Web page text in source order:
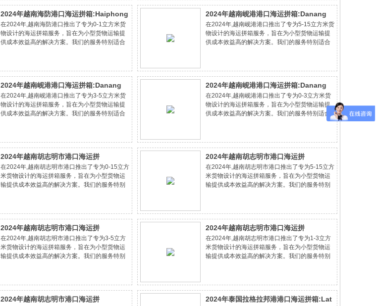
2024年越南海防港口海运拼箱:Haiphong
port的0-1立方米货物的成本节约专家方案
在2024年,越南海防港口推出了专为0-1立方米货
物设计的海运拼箱服务，旨在为小型货物运输提
供成本效益高的解决方案。我们的服务特别适合
2024年越南岘港港口海运拼箱:Danang
port的5-15立方米货物的成本节约专家方
案
在2024年,越南岘港港口推出了专为5-15立方米货
物设计的海运拼箱服务，旨在为小型货物运输提
供成本效益高的解决方案。我们的服务特别适合
2024年越南岘港港口海运拼箱:Danang
port的3-5立方米货物的成本节约专家方案
在2024年,越南岘港港口推出了专为3-5立方米货
物设计的海运拼箱服务，旨在为小型货物运输提
供成本效益高的解决方案。我们的服务特别适合
2024年越南岘港港口海运拼箱:Danang
port的0-3立方米货物的成本节约专家方案
在2024年,越南岘港港口推出了专为0-3立方米货
物设计的海运拼箱服务，旨在为小型货物运输提
供成本效益高的解决方案。我们的服务特别适合
中小企业和个人客户，他们寻求节省运输成本的
2024年越南胡志明市港口海运拼
箱:HoChiMinh City(NEW PORT) port的
0-15立方米货物的成本节约专家方案
在2024年,越南胡志明市港口推出了专为0-15立方
米货物设计的海运拼箱服务，旨在为小型货物运
输提供成本效益高的解决方案。我们的服务特别
2024年越南胡志明市港口海运拼
箱:HoChiMinh City（CAT LAI） port的
5-15立方米货物的成本节约专家方案
在2024年,越南胡志明市港口推出了专为5-15立方
米货物设计的海运拼箱服务，旨在为小型货物运
输提供成本效益高的解决方案。我们的服务特别
2024年越南胡志明市港口海运拼
箱:HoChiMinh City（CAT LAI） port的
3-5立方米货物的成本节约专家方案
在2024年,越南胡志明市港口推出了专为3-5立方
米货物设计的海运拼箱服务，旨在为小型货物运
输提供成本效益高的解决方案。我们的服务特别
2024年越南胡志明市港口海运拼
箱:HoChiMinh City（CAT LAI） port的
1-3立方米货物的成本节约专家方案
在2024年,越南胡志明市港口推出了专为1-3立方
米货物设计的海运拼箱服务，旨在为小型货物运
输提供成本效益高的解决方案。我们的服务特别
2024年越南胡志明市港口海运拼
2024年泰国拉格拉邦港港口海运拼箱:Lat